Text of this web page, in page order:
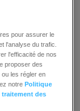
dans la
En mettant
spécialistes du
le biais de
grâce
de
pour assurer le
l'analyse du trafic.
l'efficacité de nos
proposer des
les régler en
notrePolitique
des